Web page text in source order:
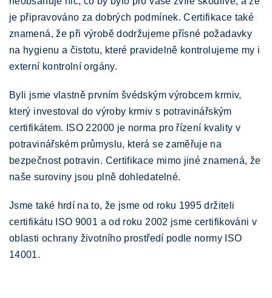
je připravováno za dobrých podmínek. Certifikace také
znamená, že při výrobě dodržujeme přísné požadavky
na hygienu a čistotu, které pravidelně kontrolujeme my i
externí kontrolní orgány.
Byli jsme vlastně prvním švédským výrobcem krmiv,
který investoval do výroby krmiv s potravinářským
certifikátem. ISO 22000 je norma pro řízení kvality v
potravinářském průmyslu, která se zaměřuje na
bezpečnost potravin. Certifikace mimo jiné znamená, že
naše suroviny jsou plně dohledatelné.
Jsme také hrdí na to, že jsme od roku 1995 držiteli
certifikátu ISO 9001 a od roku 2002 jsme certifikováni v
oblasti ochrany životního prostředí podle normy ISO
14001.